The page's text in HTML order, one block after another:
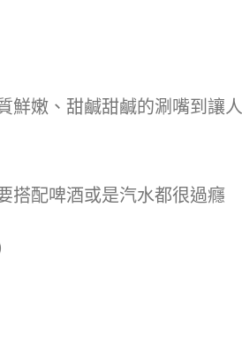
鮮嫩、甜鹹甜鹹的涮嘴到讓人
搭配啤酒或是汽水都很過癮